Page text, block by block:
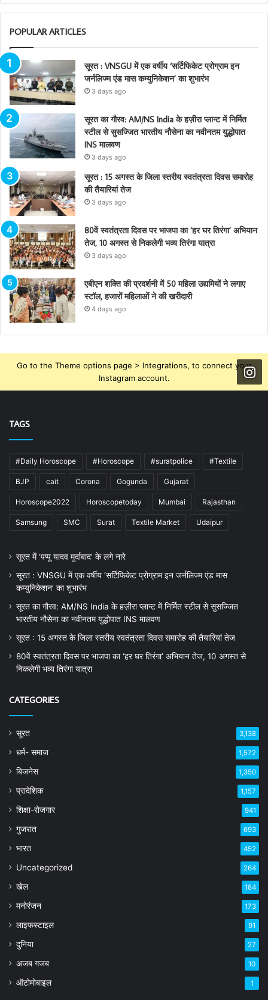
POPULAR ARTICLES
सूरत : VNSGU में एक वर्षीय ‘सर्टिफिकेट प्रोग्राम इन
जर्नलिज्म एंड मास कम्युनिकेशन’ का शुभारंभ
3 days ago
सूरत का गौरव: AM/NS India के हज़ीरा प्लान्ट में निर्मित
स्टील से सुसज्जित भारतीय नौसेना का नवीनतम युद्धोपात
INS मालवण
3 days ago
सूरत : 15 अगस्त के जिला स्तरीय स्वतंत्रता दिवस समारोह
की तैयारियां तेज
3 days ago
80वें स्वतंत्रता दिवस पर भाजपा का ‘हर घर तिरंगा’ अभियान
तेज, 10 अगस्त से निकलेगी भव्य तिरंगा यात्रा
3 days ago
एबीएन शक्ति की प्रदर्शनी में 50 महिला उद्यमियों ने लगाए
स्टॉल, हजारों महिलाओं ने की खरीदारी
4 days ago
Go to the Theme options page > Integrations, to connect your
Instagram account.
TAGS
#Daily Horoscope #Horoscope #suratpolice #Textile
BJP cait Corona Gogunda Gujarat
Horoscope2022 Horoscopetoday Mumbai Rajasthan
Samsung SMC Surat Textile Market Udaipur
सूरत में ‘पप्पू यादव मुर्दाबाद’ के लगे नारे
सूरत : VNSGU में एक वर्षीय ‘सर्टिफिकेट प्रोग्राम इन जर्नलिज्म एंड मास
कम्युनिकेशन’ का शुभारंभ
सूरत का गौरव: AM/NS India के हज़ीरा प्लान्ट में निर्मित स्टील से सुसज्जित
भारतीय नौसेना का नवीनतम युद्धोपात INS मालवण
सूरत : 15 अगस्त के जिला स्तरीय स्वतंत्रता दिवस समारोह की तैयारियां तेज
80वें स्वतंत्रता दिवस पर भाजपा का ‘हर घर तिरंगा’ अभियान तेज, 10 अगस्त से
निकलेगी भव्य तिरंगा यात्रा
CATEGORIES
सूरत 3,138
धर्म- समाज 1,572
बिजनेस 1,350
प्रादेशिक 1,157
शिक्षा-रोजगार 941
गुजरात 693
भारत 452
Uncategorized 264
खेल 184
मनोरंजन 173
लाइफस्टाइल 91
दुनिया 27
अजब गजब 10
ऑटोमोबाइल 1